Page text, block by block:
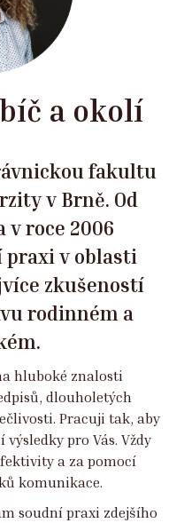
a okolí
fakultu
v Brně. Od
roce 2006
praxi v oblasti
zkušeností
rodinném a
hluboké znalosti
dlouholetých
Pracuji tak, aby
pro Vás. Vždy
a za pomocí
komunikace.
soudní praxi zdejšího